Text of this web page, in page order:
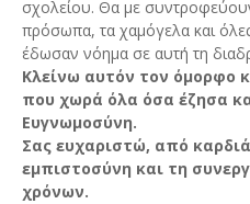
σχολείου. Θα με
πρόσωπα, τα χαμόγελα και όλες
έδωσαν νόημα σε αυτή τη
Κλείνω αυτόν τον όμορφο
που χωρά όλα όσα έζησα
Ευγνωμοσύνη.
Σας ευχαριστώ, από
εμπιστοσύνη και τη
χρόνων.